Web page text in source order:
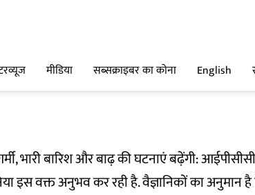
मीडिया सब्सक्राइबर का कोना English
भारी बारिश और बाढ़ की घटनाएं बढ़ेंगी: आईपीसीसी
इस वक्त अनुभव कर रही है. वैज्ञानिकों का